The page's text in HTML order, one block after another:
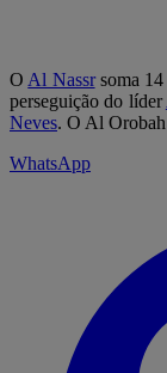
O Al Nassrsoma 14
perseguição do líder
Neves. O Al Orobah
WhatsApp